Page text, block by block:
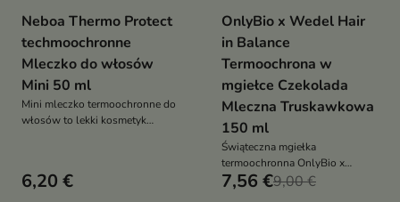
Neboa Thermo Protect
techmoochronne
Mleczko do włosów
Mini 50 ml
Mini mleczko termoochronne do
włosów to lekki kosmetyk
włosów – w poręcznym
6,20 €
OnlyBio x Wedel Hair
in Balance
Termoochrona w
mgiełce Czekolada
Mleczna Truskawkowa
150 ml
Świąteczna mgiełka
termoochronna OnlyBio x
E.Wedel Berry Xmas – lekka,
7,56 €9,00 €